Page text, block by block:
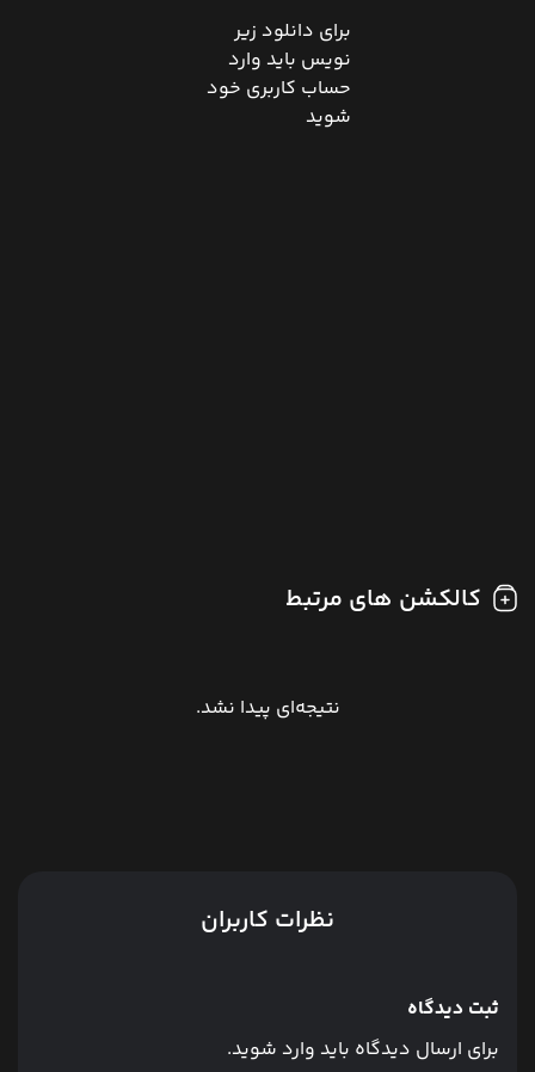
برای دانلود زیر
نویس باید وارد
حساب کاربری خود
شوید
کالکشن های مرتبط
نتیجه‌ای پیدا نشد.
نظرات کاربران
ثبت دیدگاه
برای ارسال دیدگاه باید وارد شوید.